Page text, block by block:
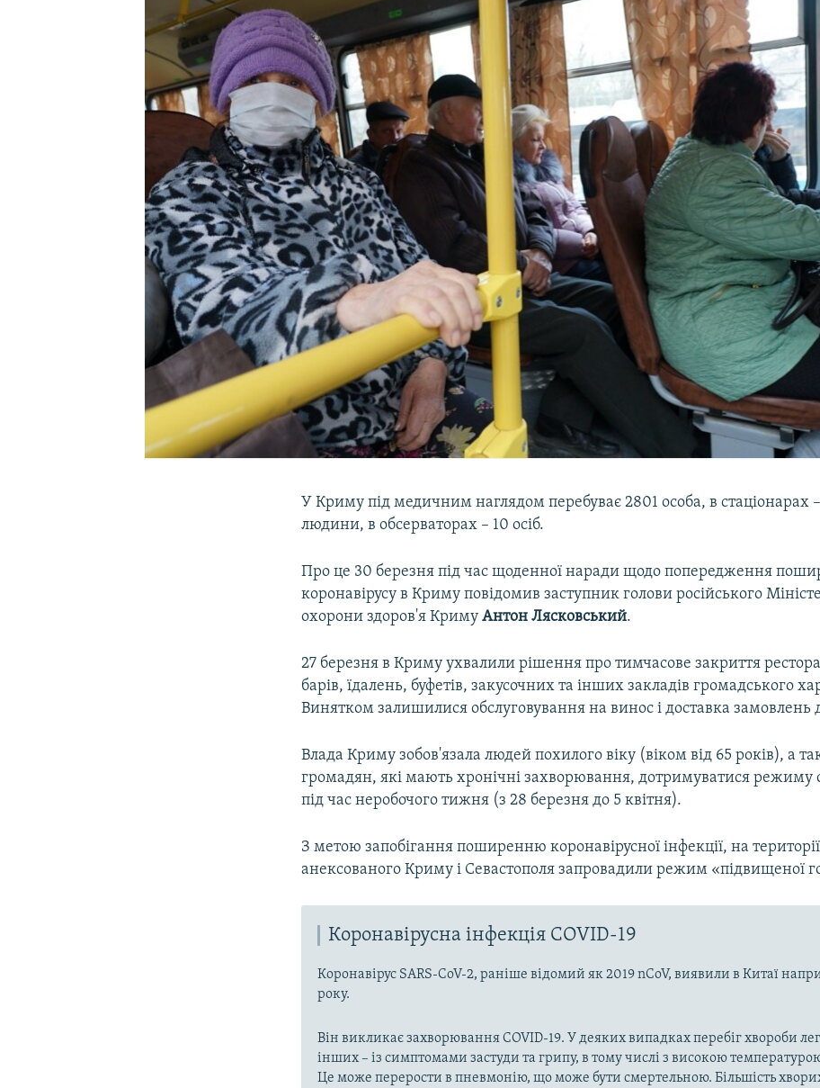
УКРАЇНСЬКА ПРОБЛЕМА КРИМУ
У Криму під медичним наглядом перебуває 2801 особа, в стаціонарах
людини, в обсерваторах – 10 осіб.
Про це 30 березня під час щоденної наради щодо попередження
коронавірусу в Криму повідомив заступник голови російського
охорони здоров'я КримуАнтон Лясковський.
27 березня в Криму ухвалили рішення про тимчасове закриття
барів, їдалень, буфетів, закусочних та інших закладів громадського
Винятком залишилися обслуговування на винос і доставка замовлень
Влада Криму зобов'язала людей похилого віку (віком від 65 років), а
громадян, які мають хронічні захворювання, дотримуватися режиму
під час неробочого тижня (з 28 березня до 5 квітня).
З метою запобігання поширенню коронавірусної інфекції, на території
анексованого Криму і Севастополя запровадили режим «підвищеної
Коронавірусна інфекція COVID-19
Коронавірус SARS-CoV-2, раніше відомий як 2019 nCoV, виявили в Китаї
року.
Він викликає захворювання COVID-19. У деяких випадках перебіг хвороби
інших – із симптомами застуди та грипу, в тому числі з високою
Це може перерости в пневмонію, що може бути смертельною. Більшість